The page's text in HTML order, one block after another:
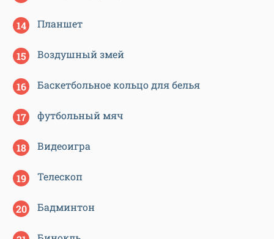
Планшет
Воздушный змей
Баскетбольное кольцо для белья
футбольный мяч
Видеоигра
Телескоп
Бадминтон